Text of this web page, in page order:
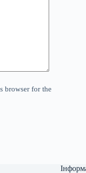
browser for the